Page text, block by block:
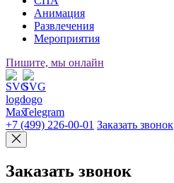
Анимация
Развлечения
Мероприятия
Пишите, мы онлайн
+7 (499) 226-00-01 Заказать звонок
Заказать звонок